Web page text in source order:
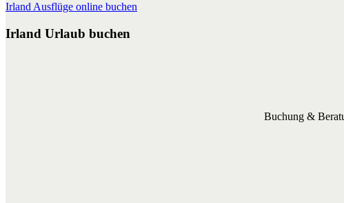
Irland Ausflüge online buchen
Irland Urlaub buchen
Buchung &